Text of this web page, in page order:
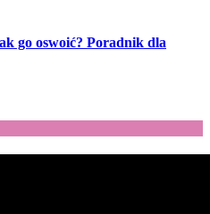
go oswoić? Poradnik dla